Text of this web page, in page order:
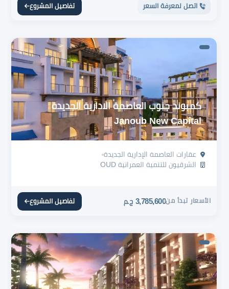
اتصل لمعرفة السعر تفاصيل المشروع
كمبوند جنوب العاصمة الادارية الجديدة
Janoub New Capital
عقارات العاصمة الإدارية الجديدة
الشرقيون للتنمية العمرانية OUD
الأسعار تبدأ من3,785,600 ج.م تفاصيل المشروع